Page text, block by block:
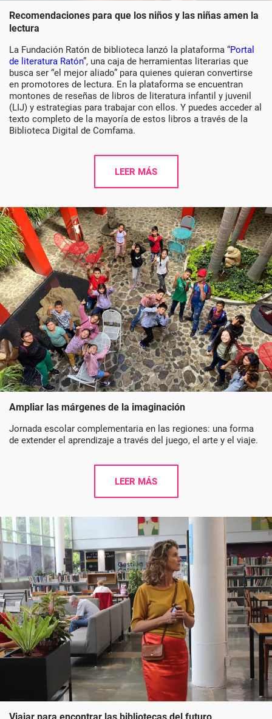
Recomendaciones para que los niños y las niñas amen la
lectura
La Fundación Ratón de biblioteca lanzó la plataforma “Portal
de literatura Ratón”, una caja de herramientas literarias que
busca ser “el mejor aliado” para quienes quieran convertirse
en promotores de lectura. En la plataforma se encuentran
montones de reseñas de libros de literatura infantil y juvenil
(LIJ) y estrategias para trabajar con ellos. Y puedes acceder al
texto completo de la mayoría de estos libros a través de la
Biblioteca Digital de Comfama.
LEER MÁS
Ampliar las márgenes de la imaginación
Jornada escolar complementaria en las regiones: una forma
de extender el aprendizaje a través del juego, el arte y el viaje.
LEER MÁS
Viajar para encontrar las bibliotecas del futuro